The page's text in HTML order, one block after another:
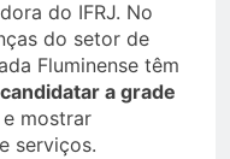
do IFRJ. No
do setor de
Fluminense têm
a grade
e mostrar
serviços.